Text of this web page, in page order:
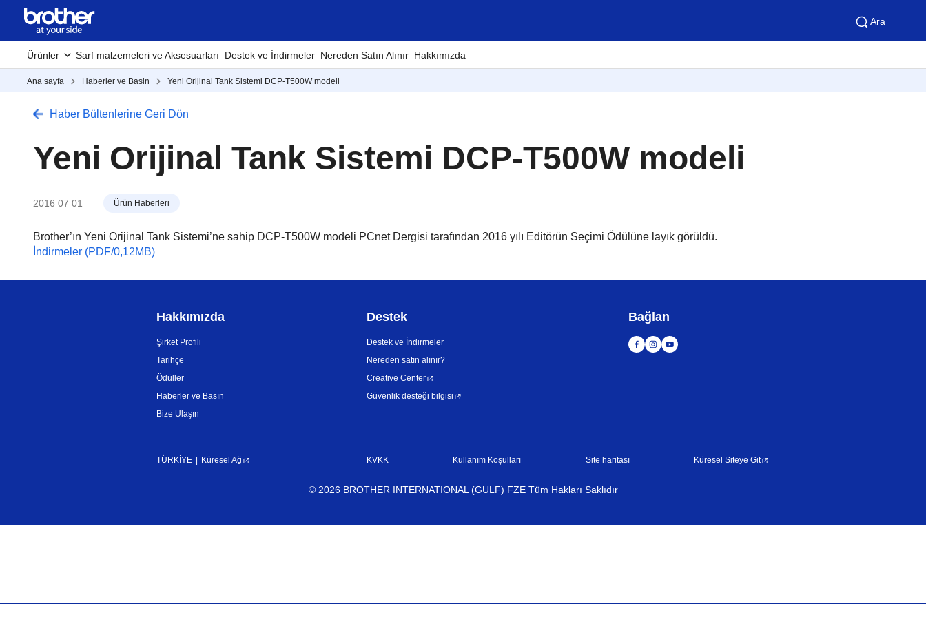
Ara
Ürünler Sarf malzemeleri ve Aksesuarları Destek ve İndirmeler Nereden Satın Alınır Hakkımızda
Ana sayfa Haberler ve Basin Yeni Orijinal Tank Sistemi DCP-T500W modeli
Haber Bültenlerine Geri Dön
Yeni Orijinal Tank Sistemi DCP-T500W modeli
2016 07 01 Ürün Haberleri
Brother’ın Yeni Orijinal Tank Sistemi’ne sahip DCP-T500W modeli PCnet Dergisi tarafından 2016 yılı Editörün Seçimi Ödülüne layık görüldü.
İndirmeler (PDF/0,12MB)
Hakkımızda
Şirket Profili
Tarihçe
Ödüller
Haberler ve Basın
Bize Ulaşın
Destek
Destek ve İndirmeler
Nereden satın alınır?
Creative Center
Güvenlik desteği bilgisi
Bağlan
TÜRKİYE Küresel Ağ KVKK Kullanım Koşulları Site haritası Küresel Siteye Git
© 2026 BROTHER INTERNATIONAL (GULF) FZE Tüm Hakları Saklıdır